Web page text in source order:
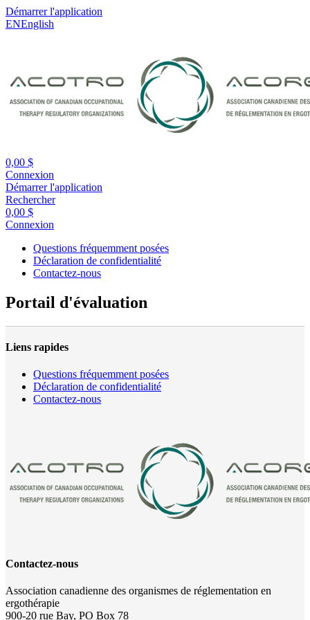
Démarrer l'application
ENEnglish
0,00 $
Connexion
Démarrer l'application
Rechercher
0,00 $
Connexion
Questions fréquemment posées
Déclaration de confidentialité
Contactez-nous
Portail d'évaluation
Liens rapides
Questions fréquemment posées
Déclaration de confidentialité
Contactez-nous
Contactez-nous
Association canadienne des organismes de réglementation en
ergothérapie
900-20 rue Bay, PO Box 78